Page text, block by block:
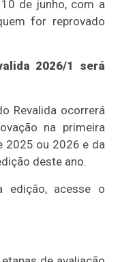
de junho, com a
for reprovado
2026/1 será
Revalida ocorrerá
na primeira
2025 ou 2026 e da
deste ano.
edição, acesse o